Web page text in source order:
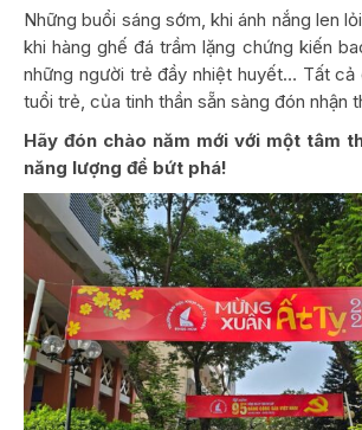
Những buổi sáng sớm, khi ánh nắng len
khi hàng ghế đá trầm lặng chứng kiến
những người trẻ đầy nhiệt huyết… Tất cả
tuổi trẻ, của tinh thần sẵn sàng đón nhận
Hãy đón chào năm mới với một tâm
năng lượng để bứt phá!